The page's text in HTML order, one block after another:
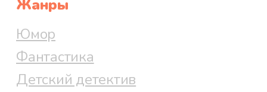
Жанры
Юмор
Фантастика
Детский детектив